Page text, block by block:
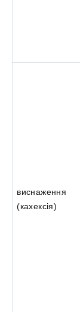
виснаження
(кахексія)